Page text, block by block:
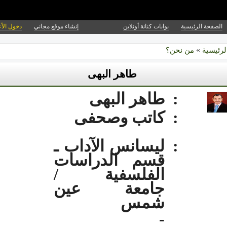
الصفحة الرئيسية بوابات كنانة أونلاين إنشاء موقع مجاني دخول
» من نحن؟
طاهر البهى
: طاهر البهى
: كاتب وصحفى
: ليسانس الآداب ـ
قسم الدراسات
الفلسفية /
جامعة عين
شمس
-